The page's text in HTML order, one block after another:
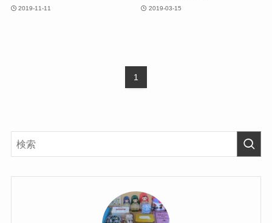
2019-11-11 2019-03-15
1